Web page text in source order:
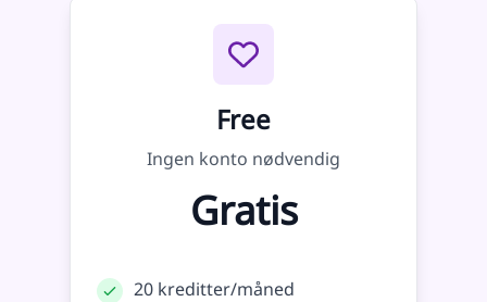
Free
Ingen konto nødvendig
Gratis
20 kreditter/måned